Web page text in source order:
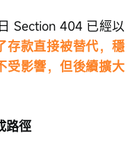
Section 404 已經以
存款直接被替代，穩
受影響，但後續擴大
路徑